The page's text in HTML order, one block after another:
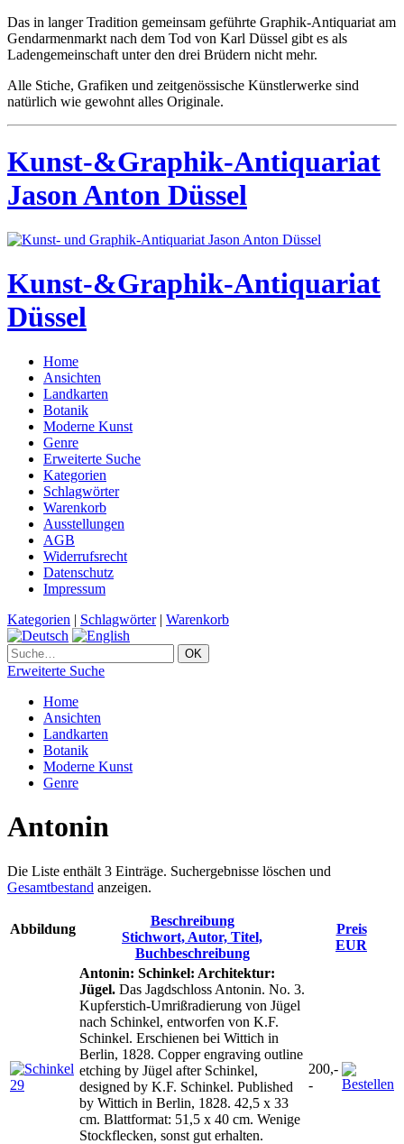
Das in langer Tradition gemeinsam geführte Graphik-Antiquariat am
Gendarmenmarkt nach dem Tod von Karl Düssel gibt es als
Ladengemeinschaft unter den drei Brüdern nicht mehr.
Alle Stiche, Grafiken und zeitgenössische Künstlerwerke sind
natürlich wie gewohnt alles Originale.
Kunst-&Graphik-Antiquariat
Jason Anton Düssel
Kunst-&Graphik-Antiquariat
Düssel
Home
Ansichten
Landkarten
Botanik
Moderne Kunst
Genre
Erweiterte Suche
Kategorien
Schlagwörter
Warenkorb
Ausstellungen
AGB
Widerrufsrecht
Datenschutz
Impressum
Kategorien | Schlagwörter| Warenkorb
Erweiterte Suche
Home
Ansichten
Landkarten
Botanik
Moderne Kunst
Genre
Antonin
Die Liste enthält 3 Einträge. Suchergebnisse löschen und
Gesamtbestand anzeigen.
Abbildung
Beschreibung
Stichwort, Autor, Titel,
Buchbeschreibung
Preis
EUR
Antonin: Schinkel: Architektur:
Jügel. Das Jagdschloss Antonin. No. 3.
Kupferstich-Umrißradierung von Jügel
nach Schinkel, entworfen von K.F.
Schinkel. Erschienen bei Wittich in
Berlin, 1828. Copper engraving outline
etching by Jügel after Schinkel,
designed by K.F. Schinkel. Published
by Wittich in Berlin, 1828. 42,5 x 33
cm. Blattformat: 51,5 x 40 cm. Wenige
Stockflecken, sonst gut erhalten.
200,-
-